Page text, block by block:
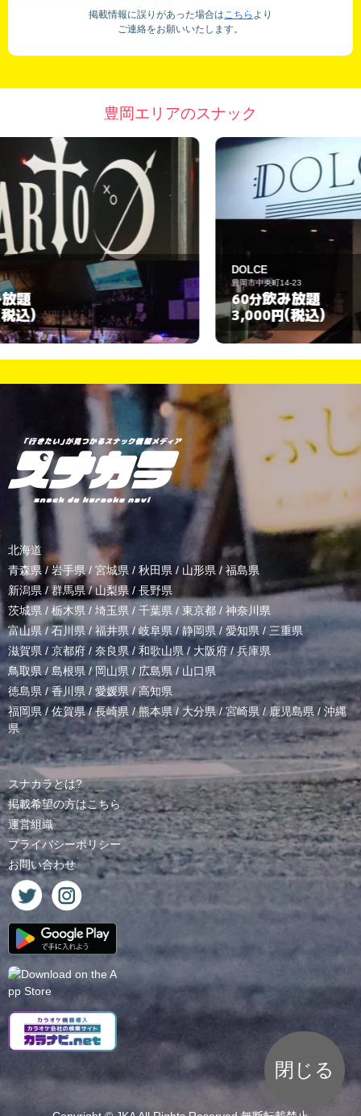
掲載情報に誤りがあった場合はこちら より
ご連絡をお願いいたします。
豊岡エリアのスナック
DOLCE
豊岡市中央町14-23
飲み放題
3,000円(税込)
北海道
青森県 / 岩手県/ 宮城県 / 秋田県 / 山形県/ 福島県
新潟県 /群馬県/山梨県 / 長野県
茨城県 / 栃木県 / 埼玉県 / 千葉県 / 東京都 / 神奈川県
富山県 /石川県/福井県/岐阜県 / 静岡県 / 愛知県 / 三重県
滋賀県 / 京都府 / 奈良県 / 和歌山県/ 大阪府 /兵庫県
鳥取県/ 島根県 /岡山県/ 広島県 / 山口県
徳島県 /香川県 / 愛媛県/高知県
福岡県/佐賀県/長崎県 /熊本県/ 大分県/宮崎県 /鹿児島県 / 沖縄
県
スナカラとは?
掲載希望の方はこちら
運営組織
プライバシーポリシー
お問い合わせ
閉じる